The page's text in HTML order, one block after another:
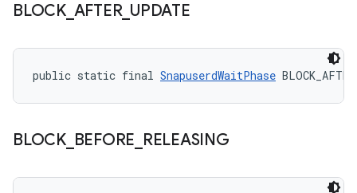
BLOCK_ AFTER_ UPDATE
public static final SnapuserdWaitPhase
BLOCK_ BEFORE RELEASING